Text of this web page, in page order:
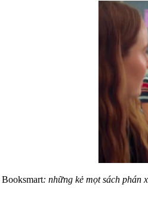
Booksmart: những kẻ mọt sách phán